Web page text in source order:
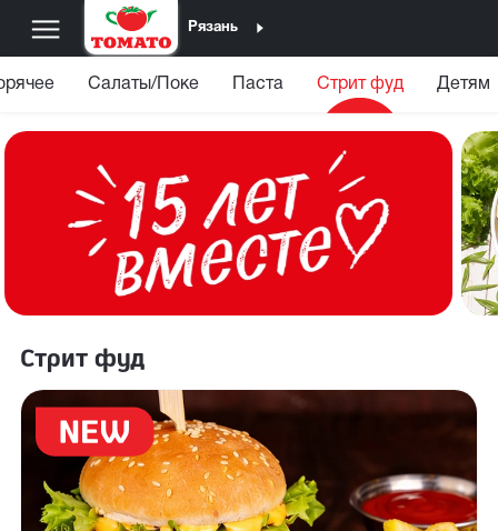
Рязань
Салаты/Поке Паста Стрит фуд Детям
Стрит фуд